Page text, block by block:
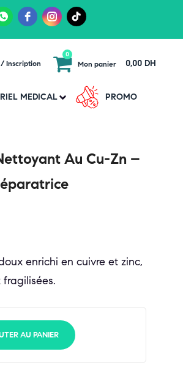
Inscription Mon panier
0
0,00 DH
MEDICAL PROMO
Au Cu-Zn –
enrichi en cuivre et zinc,
AU PANIER